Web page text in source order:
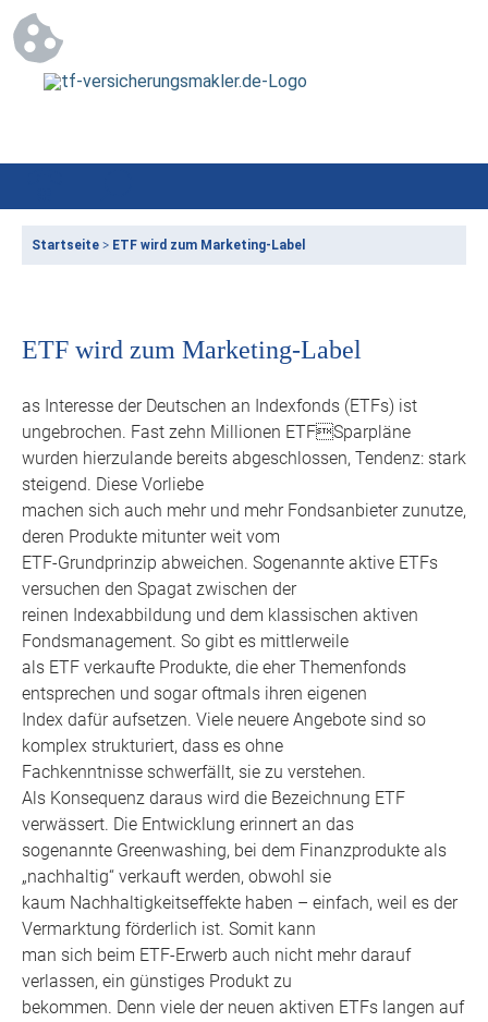
Startseite > ETF wird zum Marketing-Label
ETF wird zum Marketing-Label
as Interesse der Deutschen an Indexfonds (ETFs) ist
ungebrochen. Fast zehn Millionen ETFSparpläne
wurden hierzulande bereits abgeschlossen, Tendenz: stark
steigend. Diese Vorliebe
machen sich auch mehr und mehr Fondsanbieter zunutze,
deren Produkte mitunter weit vom
ETF-Grundprinzip abweichen. Sogenannte aktive ETFs
versuchen den Spagat zwischen der
reinen Indexabbildung und dem klassischen aktiven
Fondsmanagement. So gibt es mittlerweile
als ETF verkaufte Produkte, die eher Themenfonds
entsprechen und sogar oftmals ihren eigenen
Index dafür aufsetzen. Viele neuere Angebote sind so
komplex strukturiert, dass es ohne
Fachkenntnisse schwerfällt, sie zu verstehen.
Als Konsequenz daraus wird die Bezeichnung ETF
verwässert. Die Entwicklung erinnert an das
sogenannte Greenwashing, bei dem Finanzprodukte als
„nachhaltig“ verkauft werden, obwohl sie
kaum Nachhaltigkeitseffekte haben – einfach, weil es der
Vermarktung förderlich ist. Somit kann
man sich beim ETF-Erwerb auch nicht mehr darauf
verlassen, ein günstiges Produkt zu
bekommen. Denn viele der neuen aktiven ETFs langen auf